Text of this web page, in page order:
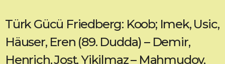
Türk Gücü Friedberg: Koob; Imek, Usic,
Häuser, Eren (89. Dudda) – Demir,
Henrich, Jost, Yikilmaz – Mahmudov,